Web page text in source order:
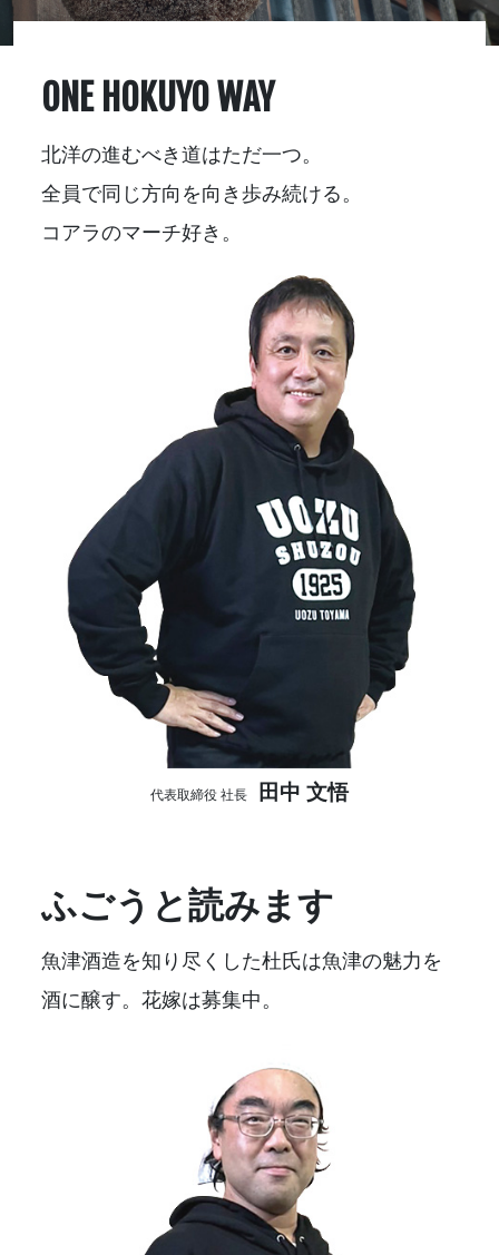
ONE HOKUYO WAY
北洋の進むべき道はただ一つ。
全員で同じ方向を向き歩み続ける。
コアラのマーチ好き。
代表取締役 社長 田中 文悟
ふごうと読みます
魚津酒造を知り尽くした杜氏は魚津の魅力を
酒に醸す。花嫁は募集中。